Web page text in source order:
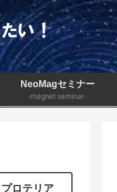
NeoMagセミナー
-magnet seminar-
ロテリア